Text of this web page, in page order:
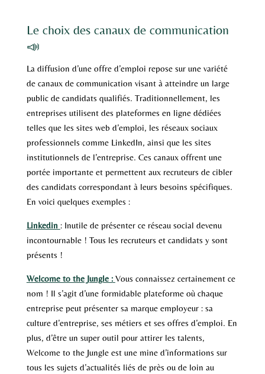
Le choix des canaux de communication
📣
La diffusion d’une offre d’emploi repose sur une variété
de canaux de communication visant à atteindre un large
public de candidats qualifiés. Traditionnellement, les
entreprises utilisent des plateformes en ligne dédiées
telles que les sites web d’emploi, les réseaux sociaux
professionnels comme LinkedIn, ainsi que les sites
institutionnels de l’entreprise. Ces canaux offrent une
portée importante et permettent aux recruteurs de cibler
des candidats correspondant à leurs besoins spécifiques.
En voici quelques exemples :
Linkedin : Inutile de présenter ce réseau social devenu
incontournable ! Tous les recruteurs et candidats y sont
présents !
Welcome to the Jungle : Vous connaissez certainement ce
nom ! Il s’agit d’une formidable plateforme où chaque
entreprise peut présenter sa marque employeur : sa
culture d’entreprise, ses métiers et ses offres d’emploi. En
plus, d’être un super outil pour attirer les talents,
Welcome to the Jungle est une mine d’informations sur
tous les sujets d’actualités liés de près ou de loin au